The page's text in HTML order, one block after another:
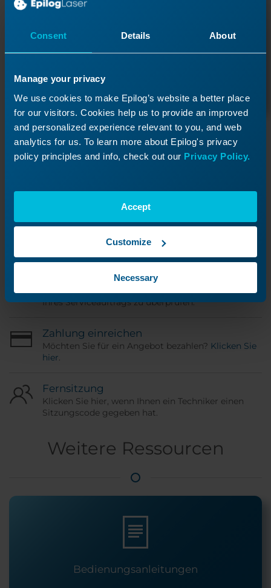
Consent Details About
Manage your privacy
We use cookies to make Epilog’s website a better place
for our visitors. Cookies help us to provide an improved
and personalized experience relevant to you, and web
analytics for us. To learn more about Epilog's privacy
policy principles and info, check out our Privacy Policy.
Accept
Customize
Necessary
Support-Mitarbeiter werden sich so schnell
Ticket einreichen
Support-Ressourcen
Details, die Sie benötigen.
Software- und Firmware-Downloads
und Firmware auf dem aktuellen Stand.
Verwenden Sie Ihre ORD-Nummer, um den Status
Ihres Serviceauftrags zu überprüfen.
Zahlung einreichen
Möchten Sie für ein Angebot bezahlen? Klicken Sie
hier.
Fernsitzung
Klicken Sie hier, wenn Ihnen ein Techniker einen
Sitzungscode gegeben hat.
Weitere Ressourcen
Bedienungsanleitungen